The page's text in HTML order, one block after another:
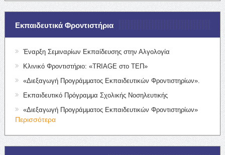
Εκπαιδευτικά Φροντιστήρια
Έναρξη Σεμιναρίων Εκπαίδευσης στην Αλγολογία
Κλινικό Φροντιστήριο: «TRIAGE στο ΤΕΠ»
«Διεξαγωγή Προγράμματος Εκπαιδευτικών Φροντιστηρίων».
Εκπαιδευτικό Πρόγραμμα Σχολικής Νοσηλευτικής
«Διεξαγωγή Προγράμματος Εκπαιδευτικών Φροντιστηρίων»
Περισσότερα